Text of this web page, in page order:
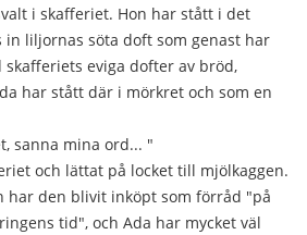
i skafferiet. Hon har stått i det
in liljornas söta doft som genast har
eviga dofter av bröd,
har stått där i mörkret och som en
sanna mina ord... "
och lättat på locket till mjölkaggen.
har den blivit inköpt som förråd "på
tid", och Ada har mycket väl